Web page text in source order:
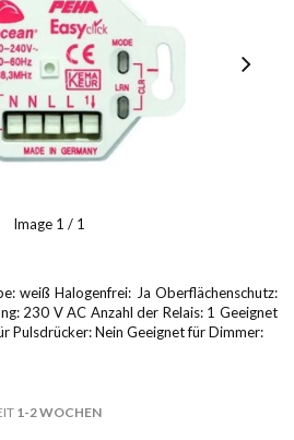
Image 1 / 1
weiß Halogenfrei: Ja Oberflächenschutz:
230 V AC Anzahl der Relais: 1 Geeignet
Pulsdrücker: Nein Geeignet für Dimmer:
1-2 WOCHEN